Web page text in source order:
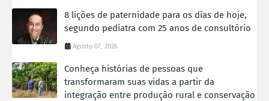
8 lições de paternidade para os dias de hoje,
segundo pediatra com 25 anos de consultório
Agosto 07, 2026
Conheça histórias de pessoas que
transformaram suas vidas a partir da
integração entre produção rural e conservação